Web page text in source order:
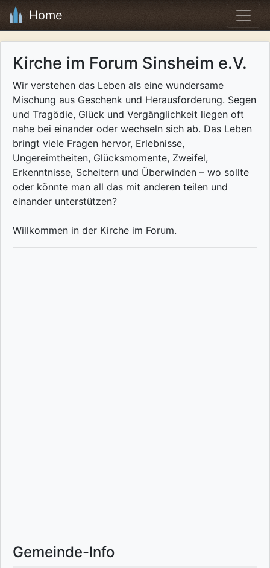
Home
Kirche im Forum Sinsheim e.V.
Wir verstehen das Leben als eine wundersame
Mischung aus Geschenk und Herausforderung. Segen
und Tragödie, Glück und Vergänglichkeit liegen oft
nahe bei einander oder wechseln sich ab. Das Leben
bringt viele Fragen hervor, Erlebnisse,
Ungereimtheiten, Glücksmomente, Zweifel,
Erkenntnisse, Scheitern und Überwinden – wo sollte
oder könnte man all das mit anderen teilen und
einander unterstützen?
Willkommen in der Kirche im Forum.
Gemeinde-Info